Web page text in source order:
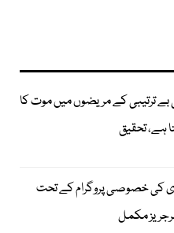
ترتیبی کے مریضوں میں موت کا
ہے، تحقیق
کی خصوصی پروگرام کے تحت